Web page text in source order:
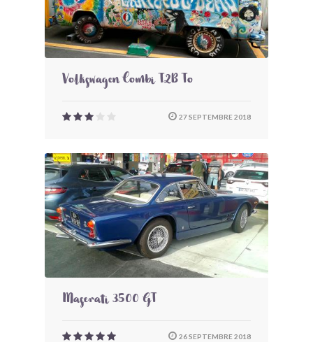
Volkswagen Combi T2B To
27 SEPTEMBRE 2018
Maserati 3500 GT
26 SEPTEMBRE 2018